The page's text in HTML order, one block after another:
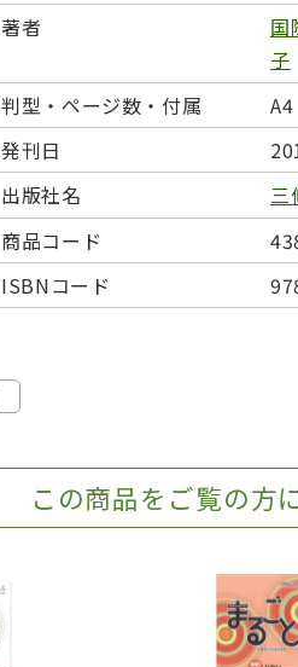
著者
国
子
判型・ページ数・付属
発刊日
出版社名
三
商品コード
ISBNコード
この商品をご覧の方